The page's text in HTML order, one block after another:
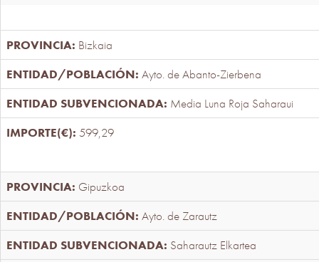
Bizkaia
Ayto. de Abanto-Zierbena
Media Luna Roja Saharaui
599,29
Gipuzkoa
Ayto. de Zarautz
Saharautz Elkartea